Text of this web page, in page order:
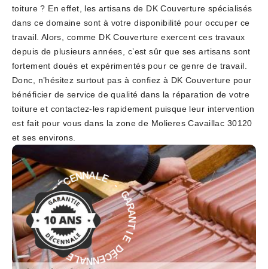
toiture ? En effet, les artisans de DK Couverture spécialisés
dans ce domaine sont à votre disponibilité pour occuper ce
travail. Alors, comme DK Couverture exercent ces travaux
depuis de plusieurs années, c’est sûr que ses artisans sont
fortement doués et expérimentés pour ce genre de travail.
Donc, n’hésitez surtout pas à confiez à DK Couverture pour
bénéficier de service de qualité dans la réparation de votre
toiture et contactez-les rapidement puisque leur intervention
est fait pour vous dans la zone de Molieres Cavaillac 30120
et ses environs.
G
A
R
A
N
T
I
E
D
É
C
E
N
NALE - GAR
A
N
T
I
E
D
É
C
E
N
N
A
L
E
-